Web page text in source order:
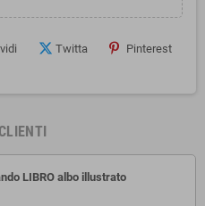
Twitta Pinterest
LIBRO albo illustrato